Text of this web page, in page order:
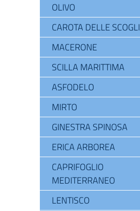
OLIVO
CAROTA DELLE
MACERONE
SCILLA MARITTIMA
ASFODELO
MIRTO
GINESTRA SPINOSA
ERICA ARBOREA
CAPRIFOGLIO
MEDITERRANEO
LENTISCO